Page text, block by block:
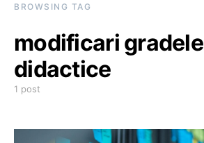
BROWSING TAG
modificari gradele
didactice
1 post